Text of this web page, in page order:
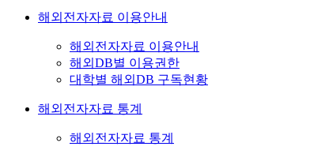
해외전자자료 이용안내
해외전자자료 이용안내
해외DB별 이용권한
대학별 해외DB 구독현황
해외전자자료 통계
해외전자자료 통계